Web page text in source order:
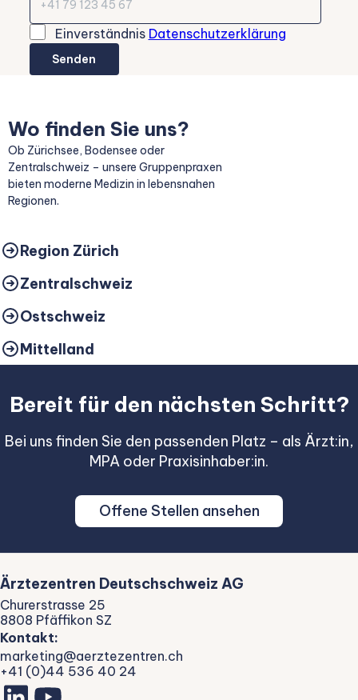
Einverständnis Datenschutzerklärung
Senden
Wo finden Sie uns?
Ob Zürichsee, Bodensee oder
Zentralschweiz – unsere Gruppenpraxen
bieten moderne Medizin in lebensnahen
Regionen.
Region Zürich
Zentralschweiz
Ostschweiz
Mittelland
Bereit für den nächsten Schritt?
Bei uns finden Sie den passenden Platz – als Ärzt:in,
MPA oder Praxisinhaber:in.
Offene Stellen ansehen
Ärztezentren Deutschschweiz AG
Churerstrasse 25
8808 Pfäffikon SZ
Kontakt:
marketing@aerztezentren.ch
+41 (0)44 536 40 24